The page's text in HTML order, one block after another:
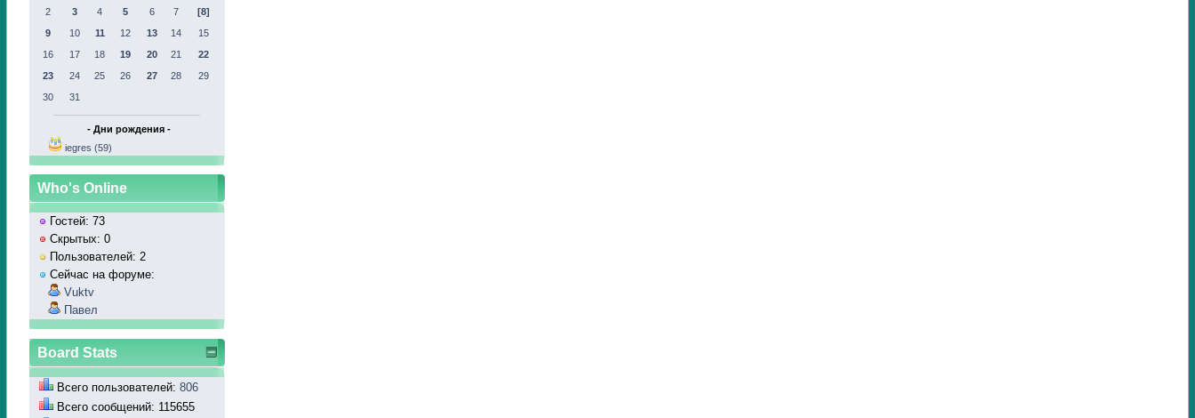
2
3 4 5 6 7
[8]
9
10 11 12 13 14
15
16
17 18 19 20 21
22
23
24 25 26 27 28
29
30
31
- Дни рождения -
iegres (59)
Who's Online
Гостей: 73
Скрытых: 0
Пользователей: 2
Сейчас на форуме:
Vuktv
Павел
Board Stats
Всего пользователей:806
Всего сообщений: 115655